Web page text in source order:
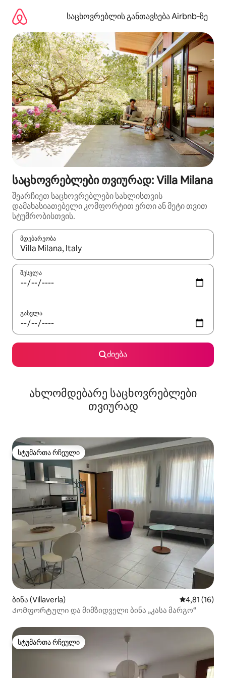
გადასვლა
საცხოვრებლის განთავსება Airbnb‑ზე
საცხოვრებლები თვიურად: Villa Milana
შეარჩიეთ საცხოვრებლები სახლისთვის
დამახასიათებელი კომფორტით ერთი ან მეტი თვით
სტუმრობისთვის.
მდებარეობა
როცა შედეგები ხელმისაწვდომი გახდება, ნავიგაციისთვის
შესვლა
გასვლა
ძიება
ახლომდებარე საცხოვრებლები
თვიურად
სტუმართა რჩეული
სტუმართა რჩეული
ბინა (Villaverla) საშუალო
4,81 (16)
Კომფორტული და მიმზიდველი ბინა „კასა მარგო“
სტუმართა რჩეული
სტუმართა რჩეული